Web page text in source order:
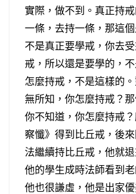
實際，做不到。真正持
一條，去持一條，那這
不是真正要學戒，你去
戒，所以還是要學的，
怎麼持戒，不是這樣的
無所知，你怎麼持戒？
你不知道，你怎麼持戒
察懺》得到比丘戒，後
法繼續持比丘戒，他就
他的學生成時法師看到
他也很謙虛，他是出家